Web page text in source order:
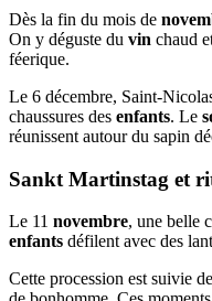
Dès la fin du mois de
On y déguste du vin chaud
féerique.
Le 6 décembre, Saint-
chaussures des enfants. Le
réunissent autour du sapin
Sankt Martinstag et
Le 11 novembre, une belle
enfants défilent avec des
Cette procession est suivie